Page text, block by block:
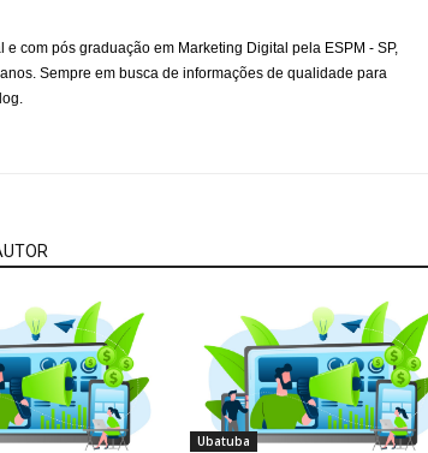
e com pós graduação em Marketing Digital pela ESPM - SP,
Sempre em busca de informações de qualidade para
Ubatuba